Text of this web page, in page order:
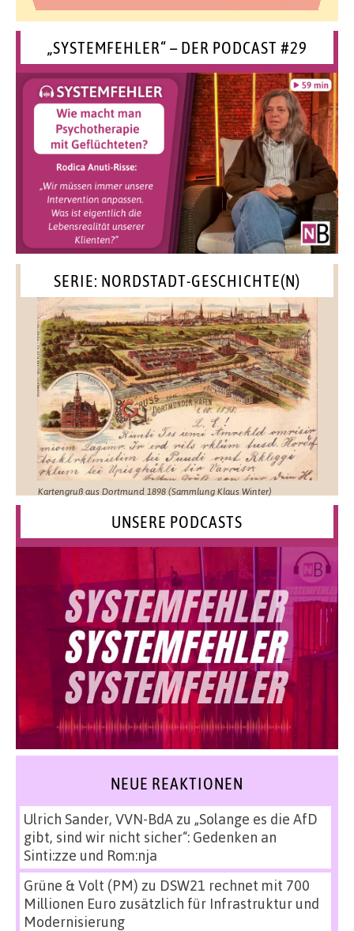
„SYSTEMFEHLER“ – DER PODCAST #29
SERIE: NORDSTADT-GESCHICHTE(N)
Kartengruß aus Dortmund 1898 (Sammlung Klaus Winter)
UNSERE PODCASTS
NEUE REAKTIONEN
Ulrich Sander, VVN-BdAzu „Solange es die AfD
gibt, sind wir nicht sicher“: Gedenken an
Sinti:zze und Rom:nja
Grüne & Volt (PM) zu DSW21 rechnet mit 700
Millionen Euro zusätzlich für Infrastruktur und
Modernisierung